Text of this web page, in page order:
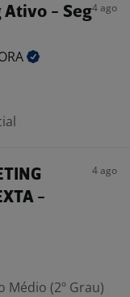
Ativo - Seg4 ago
-
4 ago
Médio (2º Grau)